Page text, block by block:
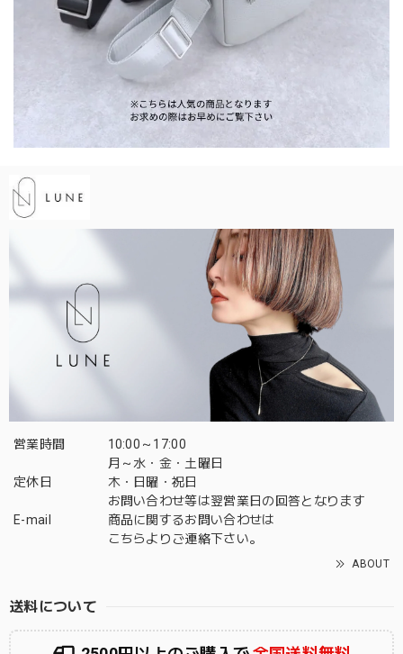
営業時間
10:00～17:00
月～水・金・土曜日
定休日
木・日曜・祝日
お問い合わせ等は翌営業日の回答となります
E-mail
商品に関するお問い合わせは
こちらよりご連絡下さい。
ABOUT
送料について